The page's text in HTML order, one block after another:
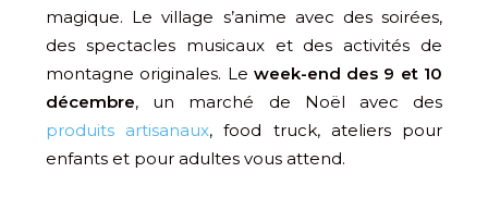
magique. Le village s’anime avec des soirées,
des spectacles musicaux et des activités de
montagne originales. Le week-end des 9 et 10
décembre, un marché de Noël avec des
produits artisanaux, food truck, ateliers pour
enfants et pour adultes vous attend.